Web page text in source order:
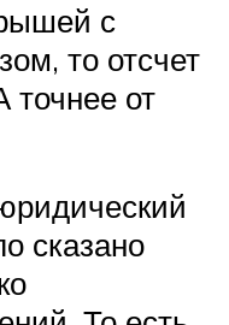
с
то отсчет
точнее от
сказано